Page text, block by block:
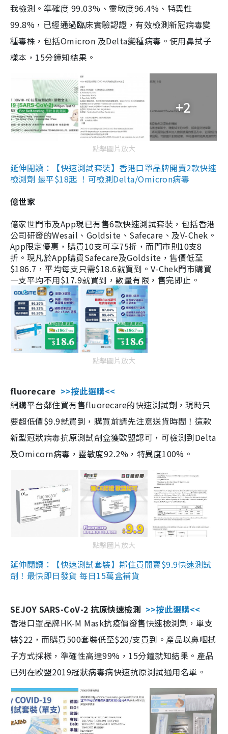
我檢測。準確度 99.03%、靈敏度96.4%、特異性
99.8%，已經通過臨床實驗認證，有效檢測新冠病毒變
種毒株，包括Omicron 及Delta變種病毒。使用鼻拭子
樣本，15分鐘知結果。
+2
點擊圖片放大
延伸閱讀：【快速測試套裝】香港口罩品牌開賣2款快速
檢測劑 最平$18起 ！可檢測Delta/Omicron病毒
億世家
億家世門市及App現已有售6款快速測試套裝，包括香港
公司研發的Wesail、Goldsite、Safecare、及V-Chek。
App限定優惠，購買10支可享75折，而門市則10支8
折。現凡於App購買Safecare及Goldsite，售價低至
$186.7，平均每支只需$18.6就買到。V-Chek門市購買
一支平均不用$17.9就買到，數量有限，售完即止。
點擊圖片放大
fluorecare >>按此選購<<
網購平台鄰住買有售fluorecare的快速測試劑，現時只
要超低價$9.9就買到，購買前請先注意送貨時間！這款
新型冠狀病毒抗原測試劑盒獲歐盟認可，可檢測到Delta
及Omicorn病毒，靈敏度92.2%，特異度100%。
點擊圖片放大
延伸閱讀：【快速測試套裝】鄰住買開賣$9.9快速測試
劑！最快即日發貨 每日15萬盒補貨
SEJOY SARS-CoV-2 抗原快速檢測 >>按此選購<<
香港口罩品牌HK-M Mask抗疫價發售快速檢測劑，單支
裝$22，而購買500套裝低至$20/支買到。產品以鼻咽拭
子方式採樣，準確性高達99%，15分鐘就知結果。產品
已列在歐盟2019冠狀病毒病快速抗原測試通用名單。